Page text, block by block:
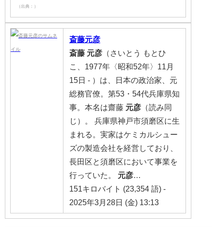
（出典：）
斎藤元彦
斎藤 元彦 （さいとう もとひ
こ、1977年〈昭和52年〉11月
15日 - ）は、日本の政治家、元
総務官僚。第53・54代兵庫県知
事。本名は齋藤 元彦 （読み同
じ）。 兵庫県神戸市須磨区に生
まれる。実家はケミカルシュー
ズの製造会社を経営しており、
長田区と須磨区において事業を
行っていた。 元彦
151キロバイト (23,354 語) -
2025年3月28日 (金) 13:13